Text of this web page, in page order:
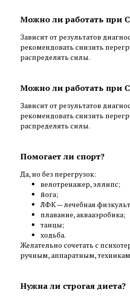
Можно ли работать при
Зависит от результатов
рекомендовать снизить
распределять силы.
Можно ли работать при
Зависит от результатов
рекомендовать снизить
распределять силы.
Помогает ли спорт?
Да, но без перегрузок:
велотренажер, эллипс;
йога;
ЛФК — лечебная
плавание, аквааэробика;
танцы;
ходьба.
Желательно сочетать с
ручным, аппаратным,
Нужна ли строгая диета?